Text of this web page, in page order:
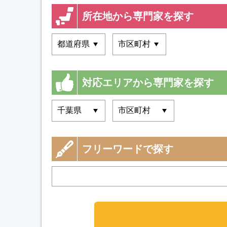
所在地から専門家を探す
対応エリアから専門家を探す
フリーワードで探す